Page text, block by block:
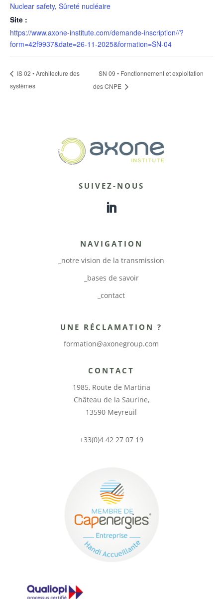
Nuclear safety, Sûreté nucléaire
Site :
https://www.axone-institute.com/demande-inscription//?
form=42f9937&date=26-11-2025&formation=SN-04
IS 02 • Architecture des
systèmes
SN 09 • Fonctionnement et exploitation
des CNPE
SUIVEZ-NOUS
NAVIGATION
_notre vision de la transmission
_bases de savoir
_contact
UNE RÉCLAMATION ?
formation@axonegroup.com
CONTACT
1985, Route de Martina
Château de la Saurine,
13590 Meyreuil
+33(0)4 42 27 07 19